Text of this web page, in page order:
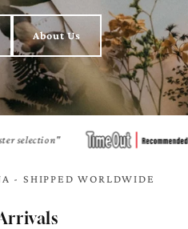
About Us
"A
- SHIPPED WORLDWIDE